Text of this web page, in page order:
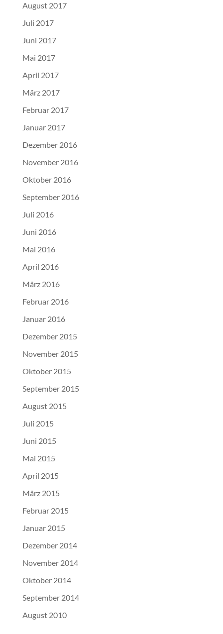
August 2017
Juli 2017
Juni 2017
Mai 2017
April 2017
März 2017
Februar 2017
Januar 2017
Dezember 2016
November 2016
Oktober 2016
September 2016
Juli 2016
Juni 2016
Mai 2016
April 2016
März 2016
Februar 2016
Januar 2016
Dezember 2015
November 2015
Oktober 2015
September 2015
August 2015
Juli 2015
Juni 2015
Mai 2015
April 2015
März 2015
Februar 2015
Januar 2015
Dezember 2014
November 2014
Oktober 2014
September 2014
August 2010